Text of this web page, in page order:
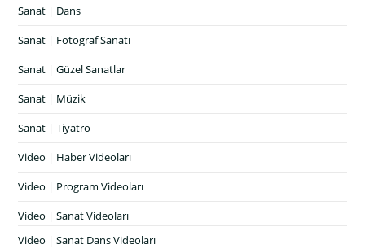
Sanat | Dans
Sanat | Fotograf Sanatı
Sanat | Güzel Sanatlar
Sanat | Müzik
Sanat | Tiyatro
Video | Haber Videoları
Video | Program Videoları
Video | Sanat Videoları
Video | Sanat Dans Videoları